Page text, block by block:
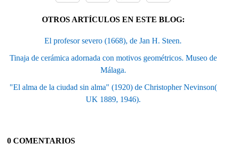
OTROS ARTÍCULOS EN ESTE BLOG:
El profesor severo (1668), de Jan H. Steen.
Tinaja de cerámica adornada con motivos geométricos. Museo de
Málaga.
"El alma de la ciudad sin alma" (1920) de Christopher Nevinson(
UK 1889, 1946).
0 COMENTARIOS